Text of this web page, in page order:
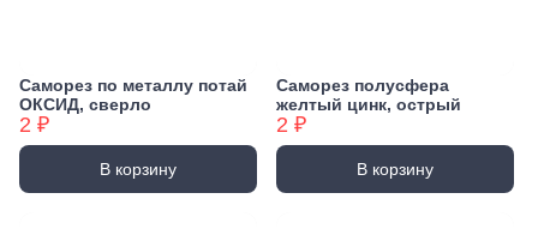
Саморез по металлу потай
ОКСИД, сверло
2 ₽
В корзину
Саморез полусфера
желтый цинк, острый
2 ₽
В корзину